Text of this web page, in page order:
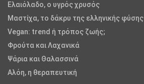
Ελαιόλαδο, ο υγρός χρυσός
Μαστίχα, το δάκρυ της ελληνικής φύσης
Vegan: trend ή τρόπος ζωής;
Φρούτα και Λαχανικά
Ψάρια και Θαλασσινά
Αλόη, η θεραπευτική